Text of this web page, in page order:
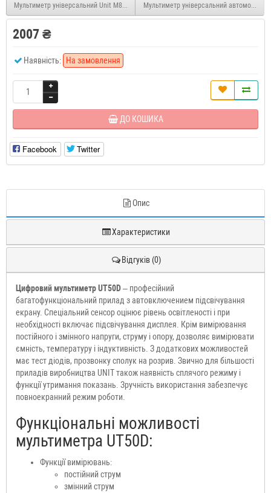
Мультиметр універсальний Unit M830BUZ Мультиметр універсальний
2007 ₴
Наявність: На замовлення
ДО КОШИКА
Facebook Twitter
Опис
Характеристики
Відгуків (0)
Цифровий мультиметр UT50D– професійний
багатофункціональний прилад з автовключением підсвічування
екрану. Спеціальний сенсор оцінює рівень освітленості і при
необхідності включає підсвічування дисплея. Крім вимірювання
постійного і змінного напруги, струму і опору, дозволяє вимірювати
ємність, температуру і індуктивність. З додаткових можливостей
має тест діодів, прозвонку сполук на розрив. Звично для більшості
приладів виробництва UNIT також наявність сплячого режиму і
функції утримання показань. Зручність використання забезпечує
повноекранний режим роботи.
Функціональні можливості
мультиметра UT50D:
Функції вимірювань:
постійний струм
змінний струм